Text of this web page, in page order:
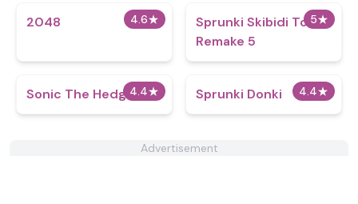
4.6★
2048 5★
Sprunki Skibidi Toilet
Remake 5
4.4★
Sonic The Hedgehog 4.4★
Sprunki Donki
Advertisement